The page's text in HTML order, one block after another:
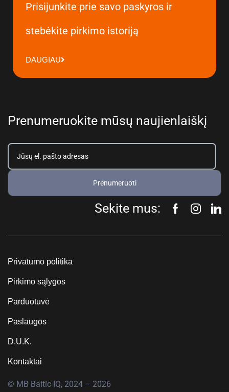
Prisijunkite prie savo paskyros ir
stebėkite pirkimo istoriją
DAUGIAU
Prenumeruokite mūsų naujienlaiškį
Prenumeruoti
Sekite mus:
Privatumo politika
Pirkimo sąlygos
Parduotuvė
Paslaugos
D.U.K.
Kontaktai
© MB Baltic IQ, 2024 – 2026